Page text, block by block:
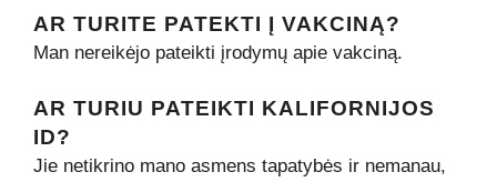
AR TURITE PATEKTI Į VAKCINĄ?
Man nereikėjo pateikti įrodymų apie vakciną.
AR TURIU PATEIKTI KALIFORNIJOS
ID?
Jie netikrino mano asmens tapatybės ir nemanau,